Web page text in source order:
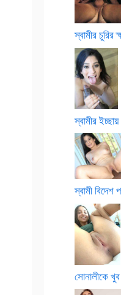
স্বামীর চুরির
স্বামীর
স্বামী
সোনালীকে